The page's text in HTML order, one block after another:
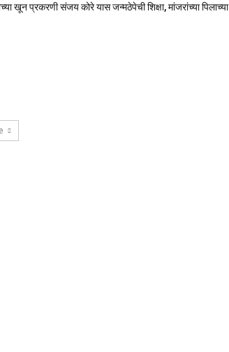
खून प्रकरणी संजय कोरे यास जन्मठेपेची शिक्षा, मांजरांच्या पिलाच्या